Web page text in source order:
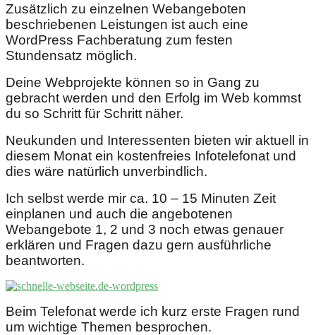
Zusätzlich zu einzelnen Webangeboten
beschriebenen Leistungen ist auch eine
WordPress Fachberatung zum festen
Stundensatz möglich.
Deine Webprojekte können so in Gang zu
gebracht werden und den Erfolg im Web kommst
du so Schritt für Schritt näher.
Neukunden und Interessenten bieten wir aktuell in
diesem Monat ein kostenfreies Infotelefonat und
dies wäre natürlich unverbindlich.
Ich selbst werde mir ca. 10 – 15 Minuten Zeit
einplanen und auch die angebotenen
Webangebote 1, 2 und 3 noch etwas genauer
erklären und Fragen dazu gern ausführliche
beantworten.
Beim Telefonat werde ich kurz erste Fragen rund
um wichtige Themen besprochen.